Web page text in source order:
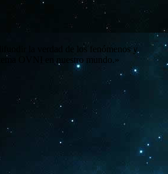
la verdad de los fenómenos y
OVNI en nuestro mundo.»